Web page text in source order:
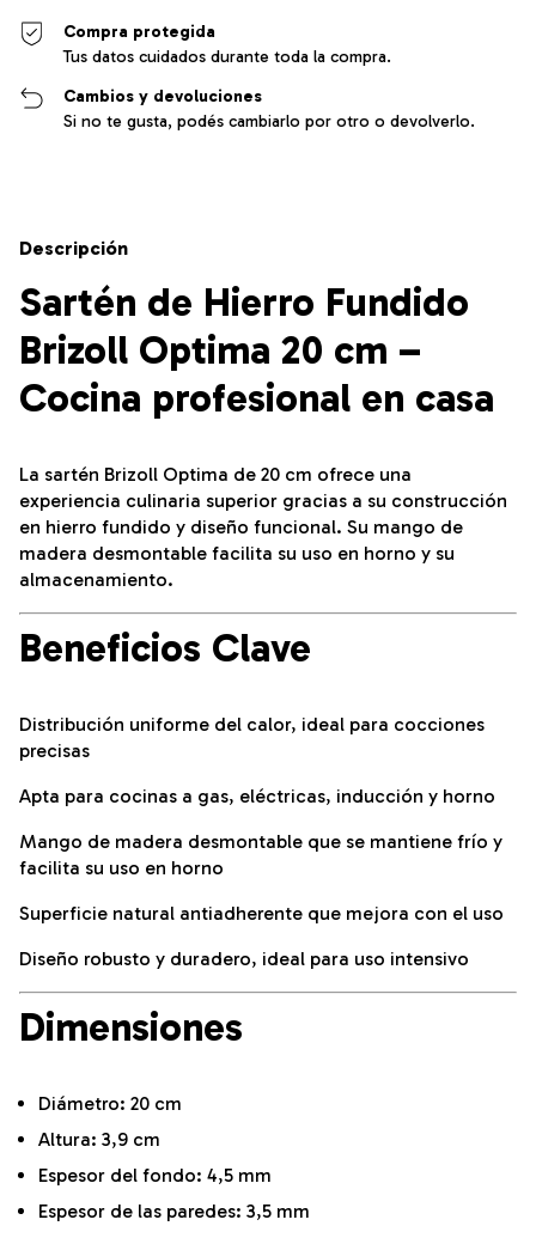
Compra protegida
Tus datos cuidados durante toda la compra.
Cambios y devoluciones
Si no te gusta, podés cambiarlo por otro o devolverlo.
Descripción
Sartén de Hierro Fundido
Brizoll Optima 20 cm –
Cocina profesional en casa
La sartén Brizoll Optima de 20 cm ofrece una
experiencia culinaria superior gracias a su construcción
en hierro fundido y diseño funcional. Su mango de
madera desmontable facilita su uso en horno y su
almacenamiento.
Beneficios Clave
Distribución uniforme del calor, ideal para cocciones
precisas
Apta para cocinas a gas, eléctricas, inducción y horno
Mango de madera desmontable que se mantiene frío y
facilita su uso en horno
Superficie natural antiadherente que mejora con el uso
Diseño robusto y duradero, ideal para uso intensivo
Dimensiones
Diámetro: 20 cm
Altura: 3,9 cm
Espesor del fondo: 4,5 mm
Espesor de las paredes: 3,5 mm